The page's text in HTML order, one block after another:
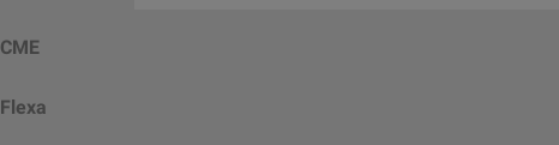
CME
Flexa